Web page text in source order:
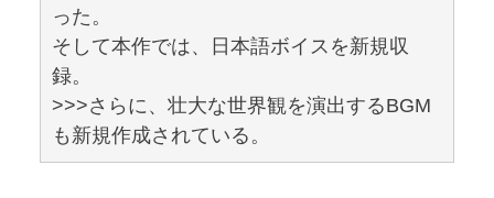
った。
そして本作では、日本語ボイスを新規収
録。
>>>さらに、壮大な世界観を演出するBGM
も新規作成されている。